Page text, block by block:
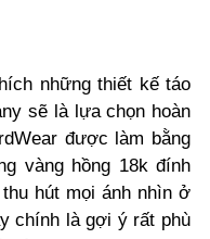
những thiết kế táo
sẽ là lựa chọn hoàn
được làm bằng
vàng hồng 18k đính
hút mọi ánh nhìn ở
chính là gợi ý rất phù